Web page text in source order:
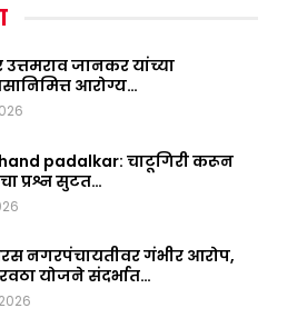
जानकर यांच्या
आरोग्य…
padalkar: चाटूगिरी करून
प्रश्न सुटत…
नगरपंचायतीवर गंभीर आरोप,
योजने संदर्भात…